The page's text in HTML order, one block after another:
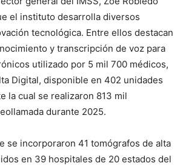
el instituto desarrolla diversos
tecnológica. Entre ellos destacan
y transcripción de voz para
utilizado por 5 mil 700 médicos,
Digital, disponible en 402 unidades
la cual se realizaron 813 mil
durante 2025.
se incorporaron 41 tomógrafos de alta
en 39 hospitales de 20 estados del